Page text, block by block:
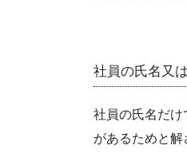
社員の氏名又
社員の氏名だ
があるためと解